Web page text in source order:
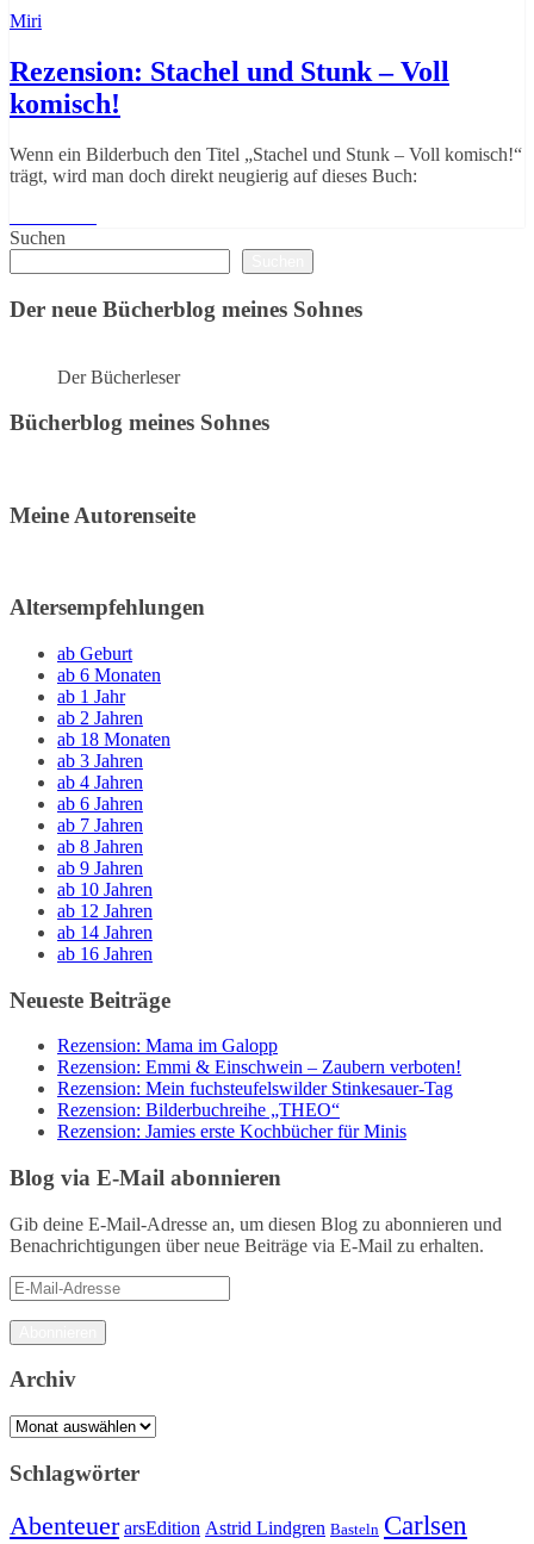
Miri
Rezension: Stachel und Stunk – Voll
komisch!
Wenn ein Bilderbuch den Titel „Stachel und Stunk – Voll komisch!“
trägt, wird man doch direkt neugierig auf dieses Buch:
Suchen
Der neue Bücherblog meines Sohnes
Der Bücherleser
Bücherblog meines Sohnes
Meine Autorenseite
Altersempfehlungen
ab Geburt
ab 6 Monaten
ab 1 Jahr
ab 2 Jahren
ab 18 Monaten
ab 3 Jahren
ab 4 Jahren
ab 6 Jahren
ab 7 Jahren
ab 8 Jahren
ab 9 Jahren
ab 10 Jahren
ab 12 Jahren
ab 14 Jahren
ab 16 Jahren
Neueste Beiträge
Rezension: Mama im Galopp
Rezension: Emmi & Einschwein – Zaubern verboten!
Rezension: Mein fuchsteufelswilder Stinkesauer-Tag
Rezension: Bilderbuchreihe „THEO“
Rezension: Jamies erste Kochbücher für Minis
Blog via E-Mail abonnieren
Gib deine E-Mail-Adresse an, um diesen Blog zu abonnieren und
Benachrichtigungen über neue Beiträge via E-Mail zu erhalten.
E-
Mail-
Adresse
Archiv
Archiv
Schlagwörter
Abenteuer arsEdition Astrid Lindgren Basteln Carlsen